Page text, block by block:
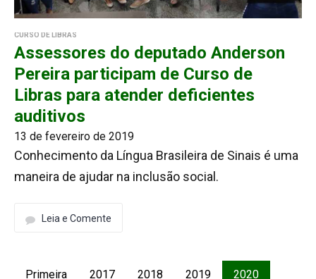
CURSO DE LIBRAS
Assessores do deputado Anderson
Pereira participam de Curso de
Libras para atender deficientes
auditivos
13 de fevereiro de 2019
Conhecimento da Língua Brasileira de Sinais é uma
maneira de ajudar na inclusão social.
Leia e Comente
Primeira 2017 2018 2019 2020